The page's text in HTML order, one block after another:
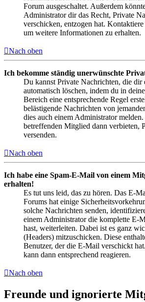
Forum ausgeschaltet. Außerdem
Administrator dir das Recht, Private
verschicken, entzogen hat.
um weitere Informationen zu erhalten.
Nach oben
Ich bekomme ständig unerwünschte
Du kannst Private Nachrichten, die dir
automatisch löschen, indem du in
Bereich eine entsprechende Regel
belästigende Nachrichten von
dies auch einem Administrator
betreffenden Mitglied dann verbieten,
versenden.
Nach oben
Ich habe eine Spam-E-Mail von einem
erhalten!
Es tut uns leid, das zu hören. Das E-
Forums hat einige
solche Nachrichten senden,
einem Administrator die komplette E-
hast, weiterleiten. Dabei ist es ganz
(Headers) mitzuschicken. Diese
Benutzer, der die E-Mail verschickt
kann dann entsprechend reagieren.
Nach oben
Freunde und ignorierte